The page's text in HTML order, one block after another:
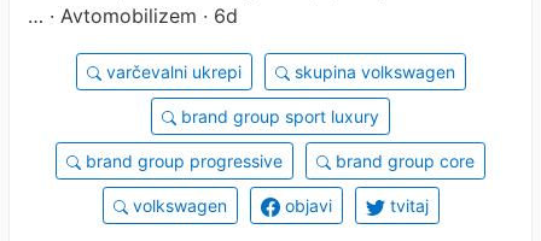
… · Avtomobilizem · 6d
varčevalni ukrepi skupina volkswagen
brand group sport luxury
brand group progressive brand group core
volkswagen objavi tvitaj